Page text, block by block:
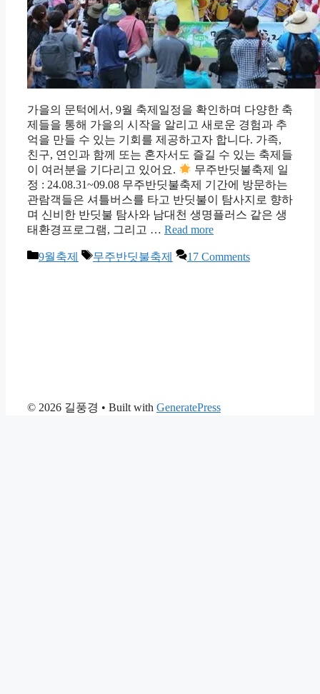
가을의 문턱에서, 9월 축제일정을 확인하며 다양한 축
제들을 통해 가을의 시작을 알리고 새로운 경험과 추
억을 만들 수 있는 기회를 제공하고자 합니다. 가족,
친구, 연인과 함께 또는 혼자서도 즐길 수 있는 축제들
이 여러분을 기다리고 있어요.
무주반딧불축제 일
정 : 24.08.31~09.08 무주반딧불축제 기간에 방문하는
관람객들은 셔틀버스를 타고 반딧불이 탐사지로 향하
며 신비한 반딧불 탐사와 남대천 생명플러스 같은 생
태환경프로그램, 그리고 … Read more
Categories
9월축제 Tags
무주반딧불축제 17 Comments
© 2026 길풍경 • Built with GeneratePress